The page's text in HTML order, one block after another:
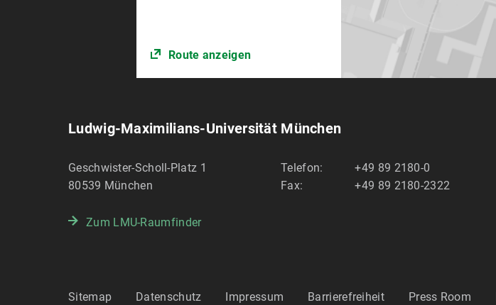
Route anzeigen
Ludwig-Maximilians-Universität München
Geschwister-Scholl-Platz 1
80539 München
Telefon:
+49 89 2180-0
Fax:
+49 89 2180-2322
Zum LMU-Raumfinder
Sitemap Datenschutz Impressum Barrierefreiheit Press Room